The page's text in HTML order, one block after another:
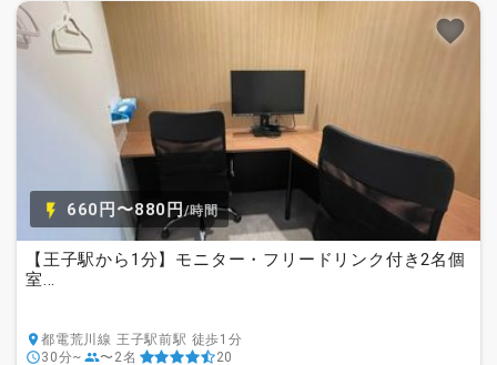
660円〜880円/時間
【王子駅から1分】モニター・フリードリンク付き2名個
室...
都電荒川線 王子駅前駅 徒歩1分
30分~
〜2名 20